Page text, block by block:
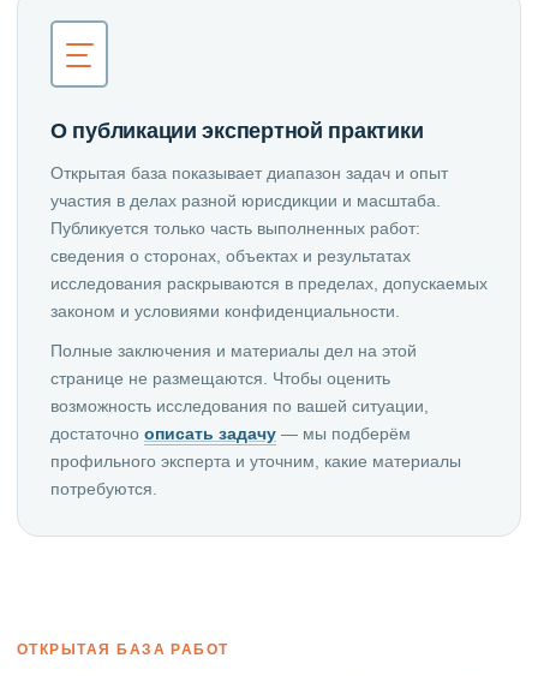
О публикации экспертной практики
Открытая база показывает диапазон задач и опыт
участия в делах разной юрисдикции и масштаба.
Публикуется только часть выполненных работ:
сведения о сторонах, объектах и результатах
исследования раскрываются в пределах, допускаемых
законом и условиями конфиденциальности.
Полные заключения и материалы дел на этой
странице не размещаются. Чтобы оценить
возможность исследования по вашей ситуации,
достаточно описать задачу — мы подберём
профильного эксперта и уточним, какие материалы
потребуются.
ОТКРЫТАЯ БАЗА РАБОТ